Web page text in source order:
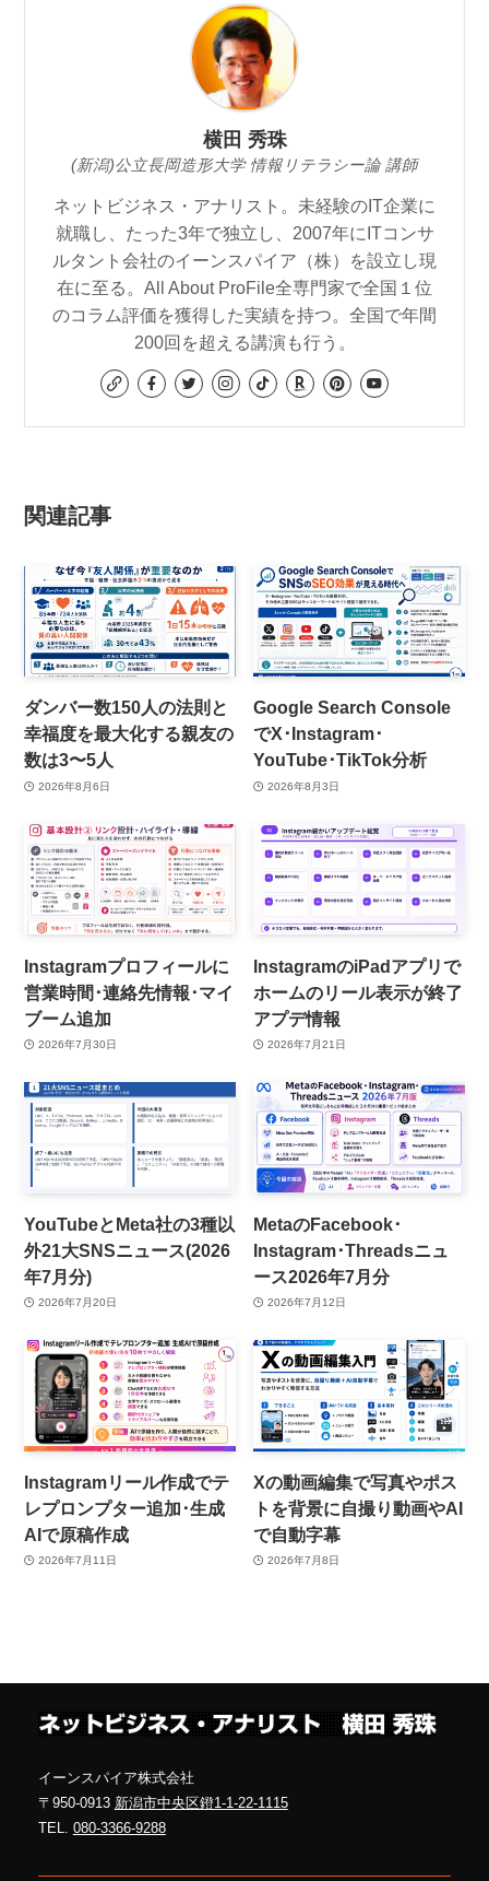
横田 秀珠
(新潟)公立長岡造形大学 情報リテラシー論 講師
ネットビジネス・アナリスト。未経験のIT企業に
就職し、たった3年で独立し、2007年にITコンサ
ルタント会社のイーンスパイア（株）を設立し現
在に至る。All About ProFile全専門家で全国１位
のコラム評価を獲得した実績を持つ。全国で年間
200回を超える講演も行う。
関連記事
ダンバー数150人の法則と
幸福度を最大化する親友の
数は3〜5人
2026年8月6日
Google Search Console
でX･Instagram･
YouTube･TikTok分析
2026年8月3日
Instagramプロフィールに
営業時間･連絡先情報･マイ
ブーム追加
2026年7月30日
InstagramのiPadアプリで
ホームのリール表示が終了
アプデ情報
2026年7月21日
YouTubeとMeta社の3種以
外21大SNSニュース(2026
年7月分)
2026年7月20日
MetaのFacebook･
Instagram･Threadsニュ
ース2026年7月分
2026年7月12日
Instagramリール作成でテ
レプロンプター追加･生成
AIで原稿作成
2026年7月11日
Xの動画編集で写真やポス
トを背景に自撮り動画やAI
で自動字幕
2026年7月8日
イーンスパイア株式会社
〒950-0913 新潟市中央区鐙1-1-22-1115
TEL. 080-3366-9288